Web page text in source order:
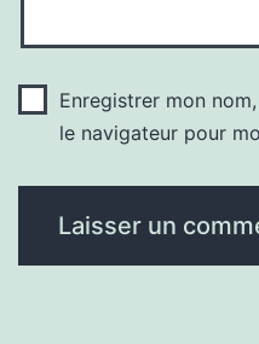
Enregistrer mon
le navigateur pour